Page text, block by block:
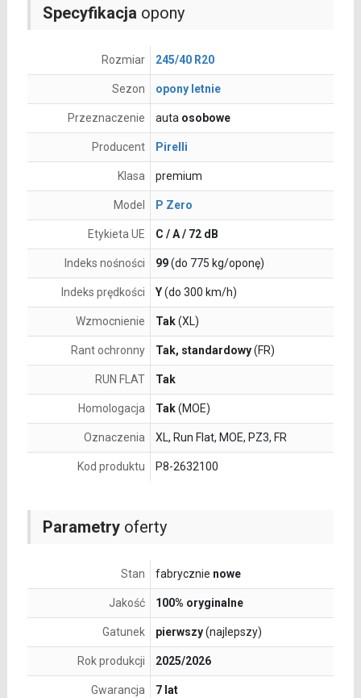
Parametryoferty
Stan fabrycznie nowe
Jakość 100% oryginalne
Gatunek pierwszy(najlepszy)
Rok produkcji 2025/2026
Gwarancja 7 lat
Specyfikacja opony
Rozmiar 245/40 R20
Sezon opony letnie
Przeznaczenie auta osobowe
Producent Pirelli
Klasa premium
Model P Zero
Etykieta UE C / A / 72 dB
Indeks nośności 99(do 775 kg/oponę)
Indeks prędkości Y(do 300 km/h)
Wzmocnienie Tak(XL)
Rant ochronny Tak, standardowy(FR)
RUN FLAT Tak
Homologacja Tak(MOE)
Oznaczenia XL, Run Flat, MOE, PZ3, FR
Kod produktu P8-2632100